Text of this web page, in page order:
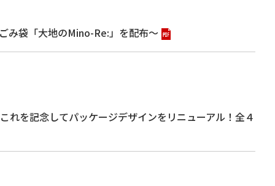
み袋「大地のMino-Re:」を配布～
れを記念してパッケージデザインをリニューアル！全４